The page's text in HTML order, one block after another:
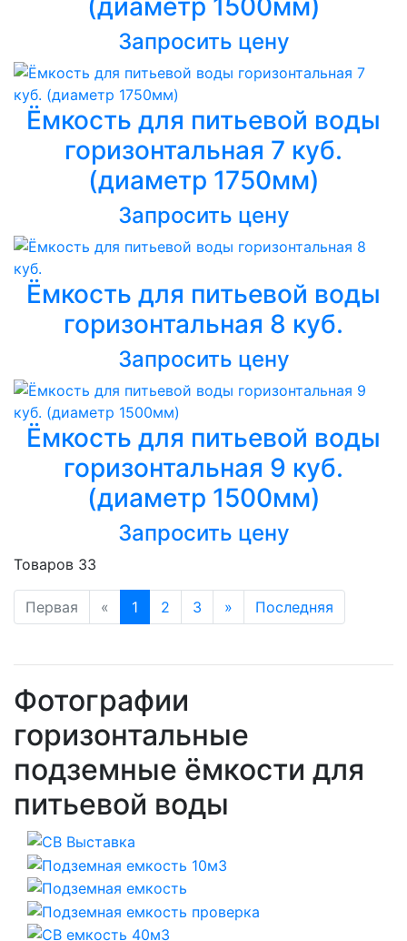
(диаметр 1500мм)
Запросить цену
Ёмкость для питьевой воды
горизонтальная 7 куб.
(диаметр 1750мм)
Запросить цену
Ёмкость для питьевой воды
горизонтальная 8 куб.
Запросить цену
Ёмкость для питьевой воды
горизонтальная 9 куб.
(диаметр 1500мм)
Запросить цену
Товаров 33
Первая « 1 2 3 » Последняя
Фотографии
горизонтальные
подземные ёмкости для
питьевой воды